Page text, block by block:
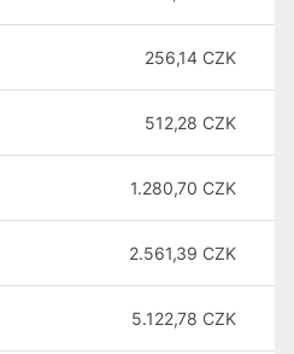
256,14 CZK
512,28 CZK
1.280,70 CZK
2.561,39 CZK
5.122,78 CZK